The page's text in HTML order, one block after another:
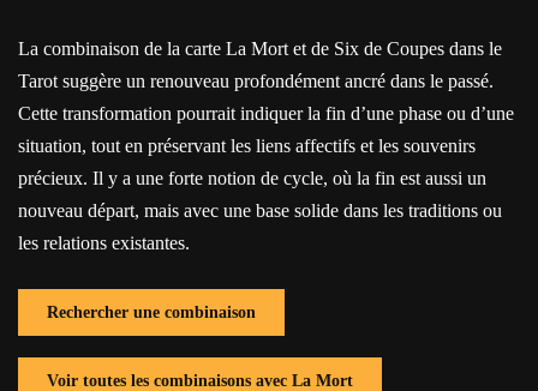
La combinaison de la carte La Mort et de Six de Coupes dans le
Tarot suggère un renouveau profondément ancré dans le passé.
Cette transformation pourrait indiquer la fin d’une phase ou d’une
situation, tout en préservant les liens affectifs et les souvenirs
précieux. Il y a une forte notion de cycle, où la fin est aussi un
nouveau départ, mais avec une base solide dans les traditions ou
les relations existantes.
Rechercher une combinaison
Voir toutes les combinaisons avec La Mort